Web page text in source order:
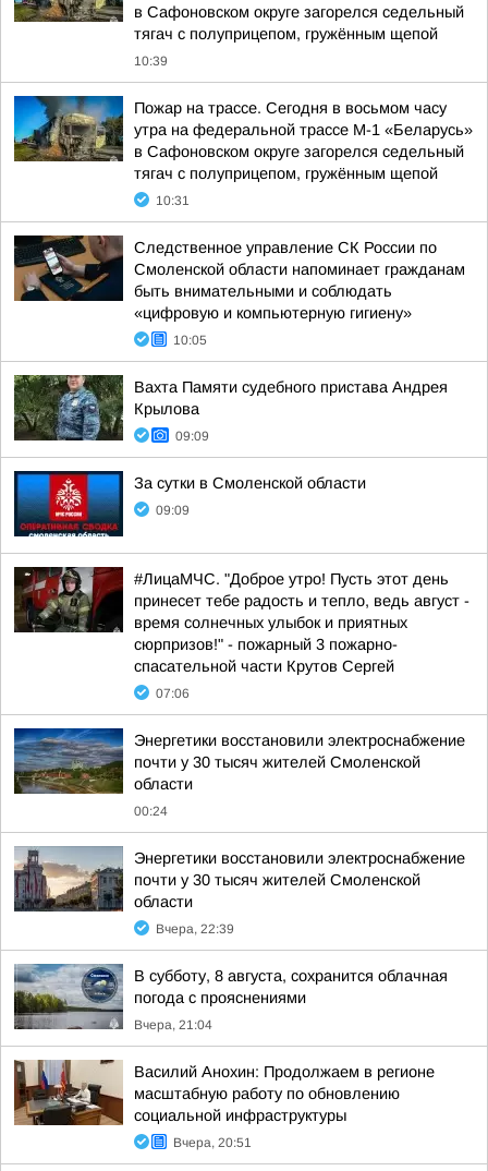
в Сафоновском округе загорелся седельный
тягач с полуприцепом, гружённым щепой
10:39
Пожар на трассе. Сегодня в восьмом часу
утра на федеральной трассе М-1 «Беларусь»
в Сафоновском округе загорелся седельный
тягач с полуприцепом, гружённым щепой
10:31
Следственное управление СК России по
Смоленской области напоминает гражданам
быть внимательными и соблюдать
«цифровую и компьютерную гигиену»
10:05
Вахта Памяти судебного пристава Андрея
Крылова
09:09
За сутки в Смоленской области
09:09
#ЛицаМЧС. "Доброе утро! Пусть этот день
принесет тебе радость и тепло, ведь август -
время солнечных улыбок и приятных
сюрпризов!" - пожарный 3 пожарно-
спасательной части Крутов Сергей
07:06
Энергетики восстановили электроснабжение
почти у 30 тысяч жителей Смоленской
области
00:24
Энергетики восстановили электроснабжение
почти у 30 тысяч жителей Смоленской
области
Вчера, 22:39
В субботу, 8 августа, сохранится облачная
погода с прояснениями
Вчера, 21:04
Василий Анохин: Продолжаем в регионе
масштабную работу по обновлению
социальной инфраструктуры
Вчера, 20:51